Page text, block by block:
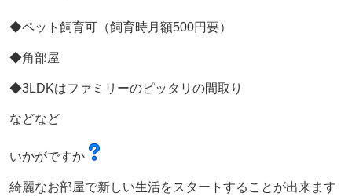
◆ペット飼育可（飼育時月額500円要）
◆角部屋
◆3LDKはファミリーのピッタリの間取り
などなど
いかがですか
綺麗なお部屋で新しい生活をスタートすることが出来ます